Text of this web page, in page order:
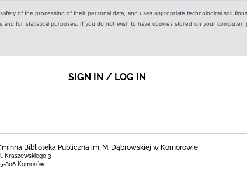
of the processing of their personal data, and uses appropriate technological
for statistical purposes. If you do not wish to have cookies stored on your
SIGN IN / LOG IN
Biblioteka Publiczna im. M. Dąbrowskiej w Komorowie
Kraszewskiego 3
806 Komorów